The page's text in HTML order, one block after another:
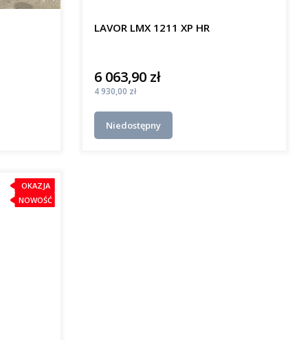
LAVOR LMX 1211 XP HR
Cena
6 063,90 zł
Cena
4 930,00 zł
Niedostępny
OKAZJA
NOWOŚĆ